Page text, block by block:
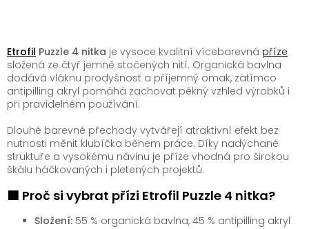
Etrofil Puzzle 4 nitka je vysoce kvalitní vícebarevná příze
složená ze čtyř jemně stočených nití. Organická bavlna
dodává vláknu prodyšnost a příjemný omak, zatímco
antipilling akryl pomáhá zachovat pěkný vzhled výrobků i
při pravidelném používání.
Dlouhé barevné přechody vytvářejí atraktivní efekt bez
nutnosti měnit klubíčka během práce. Díky nadýchané
struktuře a vysokému návinu je příze vhodná pro širokou
škálu háčkovaných i pletených projektů.
🟩 Proč si vybrat přízi Etrofil Puzzle 4 nitka?
Složení: 55 % organická bavlna, 45 % antipilling akryl